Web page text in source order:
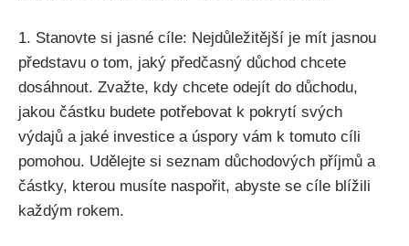
1. Stanovte si jasné cíle: Nejdůležitější je mít jasnou
představu o tom, jaký předčasný důchod chcete
dosáhnout. Zvažte, kdy chcete odejít do důchodu,
jakou částku budete potřebovat k pokrytí svých
výdajů a jaké investice a úspory vám k tomuto cíli
pomohou. Udělejte si seznam důchodových příjmů a
částky, kterou musíte naspořit, abyste se cíle blížili
každým rokem.